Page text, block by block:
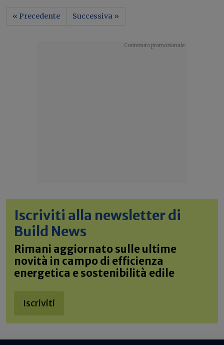
« Precedente Successiva »
Iscriviti alla newsletter di
Build News
Rimani aggiornato sulle ultime
novità in campo di efficienza
energetica e sostenibilità edile
Iscriviti